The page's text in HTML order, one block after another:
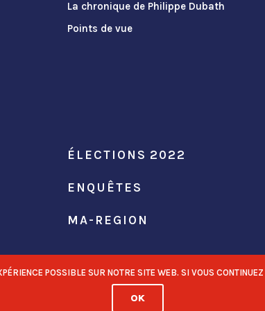
La chronique de Philippe Dubath
Points de vue
ÉLECTIONS 2022
ENQUÊTES
MA-REGION
POSSIBLE SUR NOTRE SITE WEB. SI VOUS
OK